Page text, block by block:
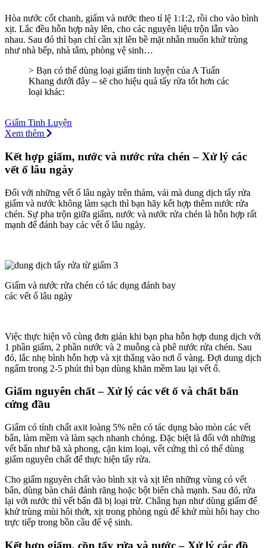
Hòa nước cốt chanh, giấm và nước theo tỉ lệ 1:1:2, rồi cho vào bình
xịt. Lắc đều hỗn hợp này lên, cho các nguyên liệu trộn lẫn vào
nhau. Sau đó thì bạn chỉ cần xịt lên bề mặt nhẵn muốn khử trùng
như nhà bếp, nhà tắm, phòng vệ sinh…
> Bạn có thể dùng loại giấm tinh luyện của A Tuấn
Khang dưới đây – sẽ cho hiệu quả tẩy rửa tốt hơn các
loại khác:
Giấm Tinh Luyện
Xem thêm
Kết hợp giấm, nước và nước rửa chén – Xử lý các
vết ố lâu ngày
Đối với những vết ố lâu ngày trên thảm, vải mà dung dịch tẩy rửa
giấm và nước không làm sạch thì bạn hãy kết hợp thêm nước rửa
chén. Sự pha trộn giữa giấm, nước và nước rửa chén là hỗn hợp rất
mạnh để đánh bay các vết ố lâu ngày.
Giấm và nước rửa chén có tác dụng đánh bay
các vết ố lâu ngày
Việc thực hiện vô cùng đơn giản khi bạn pha hỗn hợp dung dịch với
1 phần giấm, 2 phần nước và 2 muỗng cà phê nước rửa chén. Sau
đó, lắc nhẹ bình hỗn hợp và xịt thẳng vào nơi ố vàng. Đợi dung dịch
ngấm trong 2-5 phút thì bạn dùng khăn mềm lau lại vết ố.
Giấm nguyên chất – Xử lý các vết ố và chất bẩn
cứng đầu
Giấm có tính chất axit loàng 5% nên có tác dụng bào mòn các vết
bẩn, làm mềm và làm sạch nhanh chóng. Đặc biệt là đối với những
vết bẩn như bã xà phong, cặn kim loại, vết cứng thì có thể dùng
giấm nguyên chất để thực hiện tẩy rửa.
Cho giấm nguyên chất vào bình xịt và xịt lên những vùng có vết
bẩn, dùng bàn chải đánh răng hoặc bột biển chà mạnh. Sau đó, rửa
lại với nước thì vết bẩn đã bị loại trừ. Chẳng hạn như dùng giấm để
khử trùng mùi hôi thớt, xịt trong phòng ngủ để khử mùi hôi hay cho
trực tiếp trong bồn cầu để vệ sinh.
Kết hợp giấm, cồn tẩy rửa và nước – Xử lý các đồ